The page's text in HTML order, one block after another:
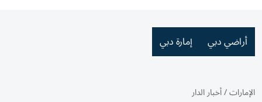
أراضي دبي إمارة دبي
الإمارات/أخبار الدار